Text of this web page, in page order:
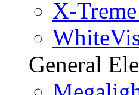
X-
General